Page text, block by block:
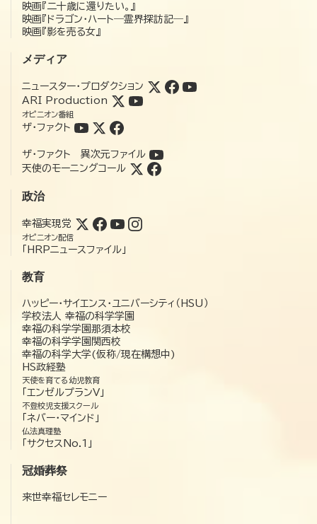
映画『二十歳に還りたい。』
映画『ドラゴン・ハート―霊界探訪記―』
映画『影を売る女』
メディア
ニュースター・プロダクション
ARI Production
オピニオン番組
ザ・ファクト
ザ・ファクト 異次元ファイル
天使のモーニングコール
政治
幸福実現党
オピニオン配信
「HRPニュースファイル」
教育
ハッピー・サイエンス・ユニバーシティ（HSU）
学校法人 幸福の科学学園
幸福の科学学園那須本校
幸福の科学学園関西校
幸福の科学大学(仮称/現在構想中)
HS政経塾
天使を育てる幼児教育
「エンゼルプランV」
不登校児支援スクール
「ネバー・マインド」
仏法真理塾
「サクセスNo.1」
冠婚葬祭
来世幸福セレモニー